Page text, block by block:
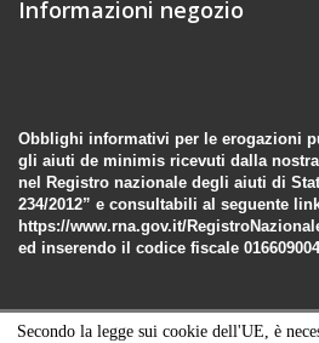
Secondo la legge sui cookie dell'UE, è
Informazioni negozio
Obblighi informativi per le erogazioni
gli aiuti de minimis ricevuti dalla
nel Registro nazionale degli aiuti di
234/2012” e consultabili al seguente
https://www.rna.gov.it/
ed inserendo il codice fiscale